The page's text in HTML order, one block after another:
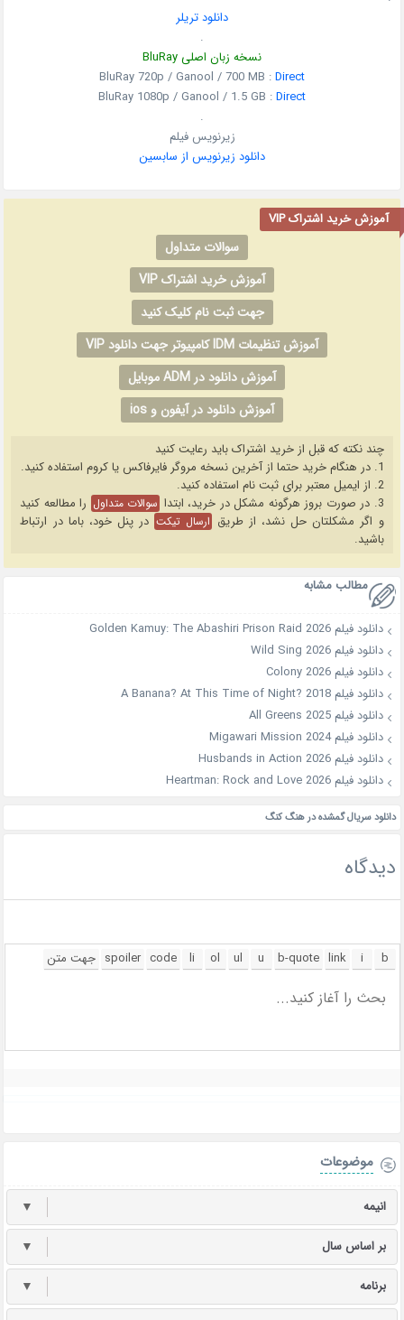
دانلود تریلر
.
نسخه زبان اصلی BluRay
BluRay 720p / Ganool / 700 MB :Direct
BluRay 1080p / Ganool / 1.5 GB :Direct
.
زیرنویس فیلم
دانلود زیرنویس از سابسین
آموزش خرید اشتراک VIP
سوالات متداول
آموزش خرید اشتراک VIP
جهت ثبت نام کلیک کنید
آموزش تنظیمات IDM کامپیوتر جهت دانلود VIP
آموزش دانلود در ADM موبایل
آموزش دانلود در آیفون و ios
چند نکته که قبل از خرید اشتراک باید رعایت کنید
1. در هنگام خرید حتما از آخرین نسخه مروگر فایرفاکس یا کروم استفاده کنید.
2. از ایمیل معتبر برای ثبت نام استفاده کنید.
3. در صورت بروز هرگونه مشکل در خرید، ابتدا
سوالات متداول را مطالعه کنید
و اگر مشکلتان حل نشد، از طریق ارسال تیکت در پنل خود، باما در ارتباط
باشید.
مطالب مشابه
دانلود فیلم Golden Kamuy: The Abashiri Prison Raid 2026
دانلود فیلم Wild Sing 2026
دانلود فیلم Colony 2026
دانلود فیلم A Banana? At This Time of Night? 2018
دانلود فیلم All Greens 2025
دانلود فیلم Migawari Mission 2024
دانلود فیلم Husbands in Action 2026
دانلود فیلم Heartman: Rock and Love 2026
دانلود سریال گمشده در هنگ کنگ
دیدگاه
موضوعات
انیمه ▼
بر اساس سال ▼
برنامه ▼